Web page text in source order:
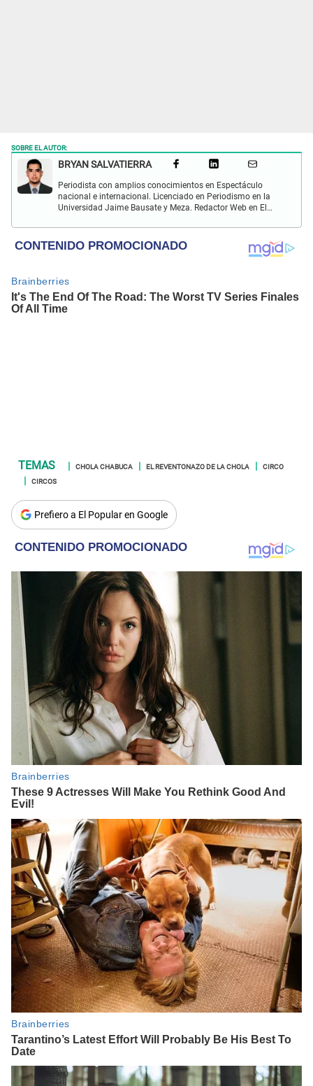
SOBRE EL AUTOR:
BRYAN SALVATIERRA
Periodista con amplios conocimientos en Espectáculo
nacional e internacional. Licenciado en Periodismo en la
Universidad Jaime Bausate y Meza. Redactor Web en El
películas, series, videojuegos y espectáculo.
CHOLA CHABUCA EL REVENTONAZO DE LA CHOLA
CIRCO
CIRCOS
Prefiero a El Popular en Google